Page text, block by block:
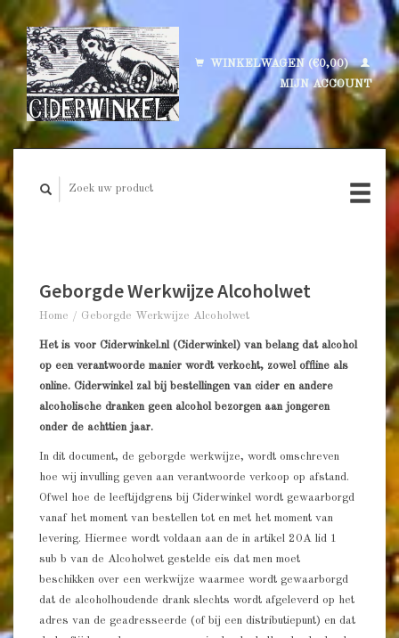
WINKELWAGEN (€0,00)
MIJN ACCOUNT
Geborgde Werkwijze Alcoholwet
Home / Geborgde Werkwijze Alcoholwet
Het is voor Ciderwinkel.nl (Ciderwinkel) van belang dat alcohol
op een verantwoorde manier wordt verkocht, zowel offline als
online. Ciderwinkel zal bij bestellingen van cider en andere
alcoholische dranken geen alcohol bezorgen aan jongeren
onder de achttien jaar.
In dit document, de geborgde werkwijze, wordt omschreven
hoe wij invulling geven aan verantwoorde verkoop op afstand.
Ofwel hoe de leeftijdgrens bij Ciderwinkel wordt gewaarborgd
vanaf het moment van bestellen tot en met het moment van
levering. Hiermee wordt voldaan aan de in artikel 20A lid 1
sub b van de Alcoholwet gestelde eis dat men moet
beschikken over een werkwijze waarmee wordt gewaarborgd
dat de alcoholhoudende drank slechts wordt afgeleverd op het
adres van de geadresseerde (of bij een distributiepunt) en dat